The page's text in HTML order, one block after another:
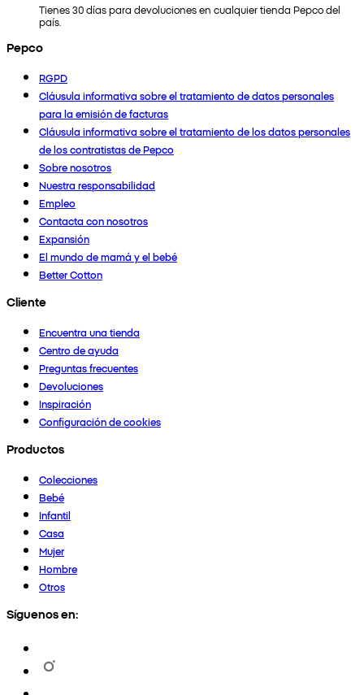
Tienes 30 días para devoluciones en cualquier tienda Pepco del
país.
Pepco
RGPD
Cláusula informativa sobre el tratamiento de datos personales
para la emisión de facturas
Cláusula informativa sobre el tratamiento de los datos personales
de los contratistas de Pepco
Sobre nosotros
Nuestra responsabilidad
Empleo
Contacta con nosotros
Expansión
El mundo de mamá y el bebé
Better Cotton
Cliente
Encuentra una tienda
Centro de ayuda
Preguntas frecuentes
Devoluciones
Inspiración
Configuración de cookies
Productos
Colecciones
Bebé
Infantil
Casa
Mujer
Hombre
Otros
Síguenos en: